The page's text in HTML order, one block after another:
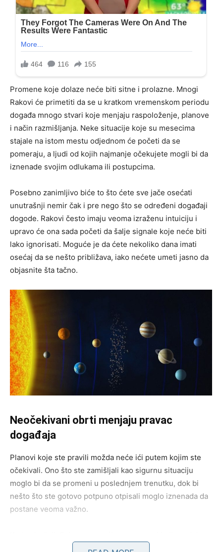
Promene koje dolaze neće biti sitne i prolazne. Mnogi
Rakovi će primetiti da se u kratkom vremenskom periodu
događa mnogo stvari koje menjaju raspoloženje, planove
i način razmišljanja. Neke situacije koje su mesecima
stajale na istom mestu odjednom će početi da se
pomeraju, a ljudi od kojih najmanje očekujete mogli bi da
iznenade svojim odlukama ili postupcima.
Posebno zanimljivo biće to što ćete sve jače osećati
unutrašnji nemir čak i pre nego što se određeni događaji
dogode. Rakovi često imaju veoma izraženu intuiciju i
upravo će ona sada početi da šalje signale koje neće biti
lako ignorisati. Moguće je da ćete nekoliko dana imati
osećaj da se nešto približava, iako nećete umeti jasno da
objasnite šta tačno.
Neočekivani obrti menjaju pravac
događaja
Planovi koje ste pravili možda neće ići putem kojim ste
očekivali. Ono što ste zamišljali kao sigurnu situaciju
moglo bi da se promeni u poslednjem trenutku, dok bi
nešto što ste gotovo potpuno otpisali moglo iznenada da
postane veoma važno.
mišljenje o određenim ljudima. Neko koga ste dugo